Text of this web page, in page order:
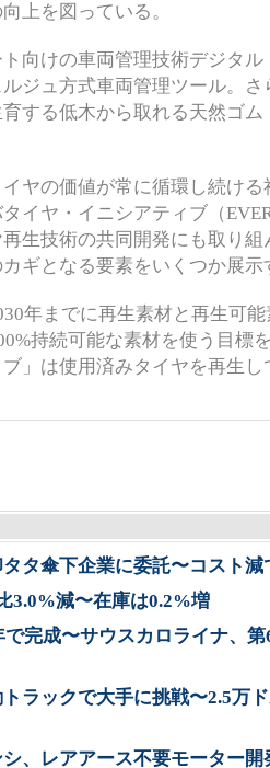
上を図っている。
向けの車両管理技術デジタル
ジュ方式車両管理ツール。
する低木から取れる天然ゴ
ヤの価値が常に循環し続ける
イヤ・イニシアティブ（
生技術の共同開発にも取り組
ギとなる要素をいくつか展示
年までに再生素材と再生可能
持続可能な素材を使う目標
」は使用済みタイヤを再生
タ傘下企業に委託〜コスト減
3.0%減〜在庫は0.2%増
完成〜サウスカロライナ、第
ラックで大手に挑戦〜2.5万
、レアアース不要モーター開